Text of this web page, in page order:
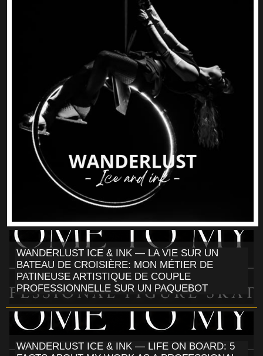
WANDERLUST ICE & INK — LA VIE SUR UN
BATEAU DE CROISIÈRE: MON MÉTIER DE
PATINEUSE ARTISTIQUE DE COUPLE
PROFESSIONNELLE SUR UN PAQUEBOT
WANDERLUST ICE & INK — LIFE ON BOARD: 5